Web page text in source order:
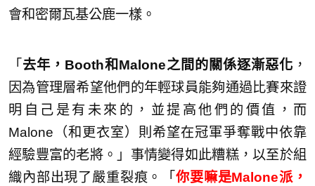
會和密爾瓦基公鹿一樣。
「 去年，Booth和Malone之間的關係逐漸惡化 ，
因為管理層希望他們的年輕球員能夠通過比賽來證
明自己是有未來的，並提高他們的價值，而
Malone（和更衣室）則希望在冠軍爭奪戰中依靠
經驗豐富的老將。」事情變得如此糟糕，以至於組
織內部出現了嚴重裂痕。「 你要嘛是Malone派，